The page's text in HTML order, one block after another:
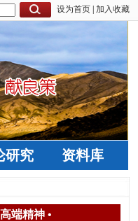
设为首页 加入收藏
研究 资料库
高端精神•